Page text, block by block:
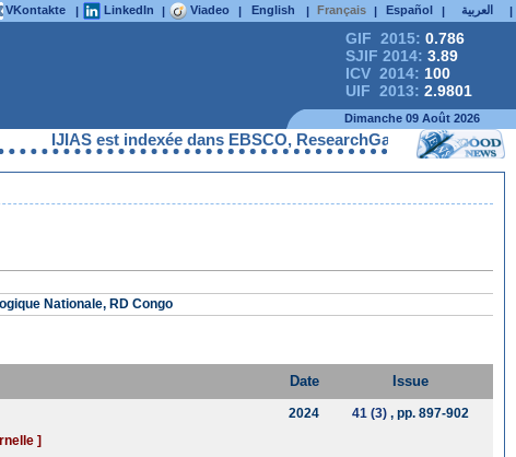
VKontakte | LinkedIn | Viadeo | English | Français | Español | العربية |
GIF 2015: 0.786
SJIF 2014: 3.89
ICV 2014: 100
UIF 2013: 2.9801
Dimanche 09 Août 2026
IJIAS est indexée dans EBSCO, ResearchGate, ProQuest,
Nationale, RD Congo
Date Issue
]
2024 41 (3), pp. 897-902